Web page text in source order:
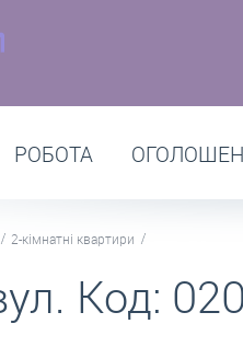
РОБОТА
2-кімнатні квартири
Код: